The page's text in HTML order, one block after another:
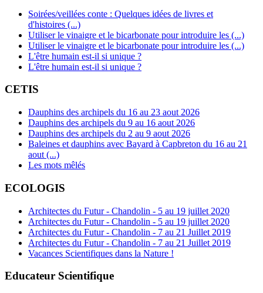
Soirées/veillées conte : Quelques idées de livres et
d'histoires (...)
Utiliser le vinaigre et le bicarbonate pour introduire les (...)
Utiliser le vinaigre et le bicarbonate pour introduire les (...)
L'être humain est-il si unique ?
L'être humain est-il si unique ?
CETIS
Dauphins des archipels du 16 au 23 aout 2026
Dauphins des archipels du 9 au 16 aout 2026
Dauphins des archipels du 2 au 9 aout 2026
Baleines et dauphins avec Bayard à Capbreton du 16 au 21
aout (...)
Les mots mêlés
ECOLOGIS
Architectes du Futur - Chandolin - 5 au 19 juillet 2020
Architectes du Futur - Chandolin - 5 au 19 juillet 2020
Architectes du Futur - Chandolin - 7 au 21 Juillet 2019
Architectes du Futur - Chandolin - 7 au 21 Juillet 2019
Vacances Scientifiques dans la Nature !
Educateur Scientifique